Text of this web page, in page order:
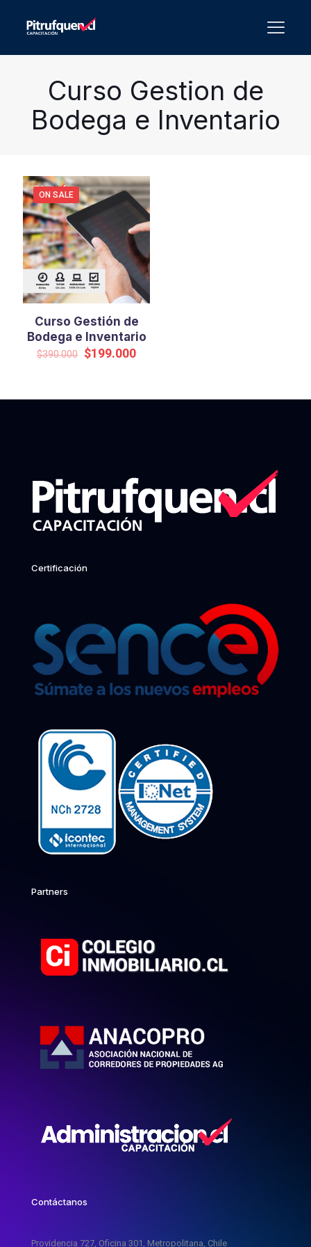
Curso Gestion de
Bodega e Inventario
ON SALE
Curso Gestión de
Bodega e Inventario
$390.000 Original
$199.000Current
Certificación
Partners
Contáctanos
Providencia 727, Oficina 301, Metropolitana, Chile